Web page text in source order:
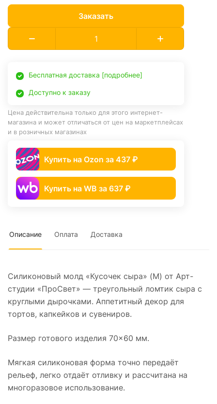
Заказать
Бесплатная доставка [подробнее]
Доступно к заказу
Цена действительна только для этого интернет-
магазина и может отличаться от цен на маркетплейсах
и в розничных магазинах
Купить на Ozon за 437 ₽
Купить на WB за 637 ₽
Описание Оплата Доставка
Силиконовый молд «Кусочек сыра» (M) от Арт-
студии «ПроСвет» — треугольный ломтик сыра с
круглыми дырочками. Аппетитный декор для
тортов, капкейков и сувениров.
Размер готового изделия 70×60 мм.
Мягкая силиконовая форма точно передаёт
рельеф, легко отдаёт отливку и рассчитана на
многоразовое использование.